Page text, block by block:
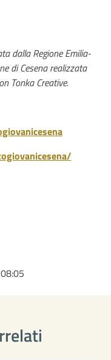
dalla Regione Emilia-
di Cesena realizzata
Tonka Creative.